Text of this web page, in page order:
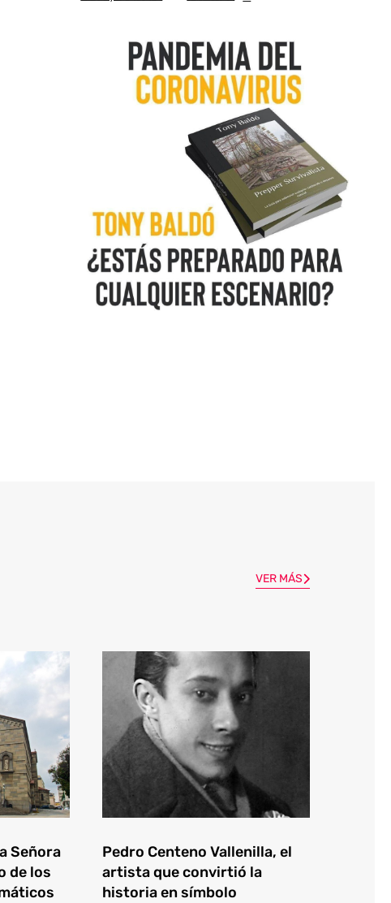
VER MÁS
Señora
de los
Pedro Centeno Vallenilla, el
artista que convirtió la
historia en símbolo